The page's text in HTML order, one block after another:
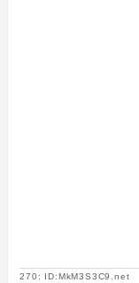
270: ID:MkM3S3C9.net